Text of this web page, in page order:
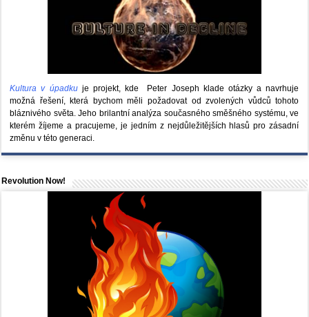
Kultura v úpadkuje projekt, kde Peter Joseph klade otázky a navrhuje
možná řešení, která bychom měli požadovat od zvolených vůdců tohoto
bláznivého světa. Jeho brilantní analýza současného směšného systému, ve
kterém žíjeme a pracujeme, je jedním z nejdůležitějších hlasů pro zásadní
změnu v této generaci.
Revolution Now!